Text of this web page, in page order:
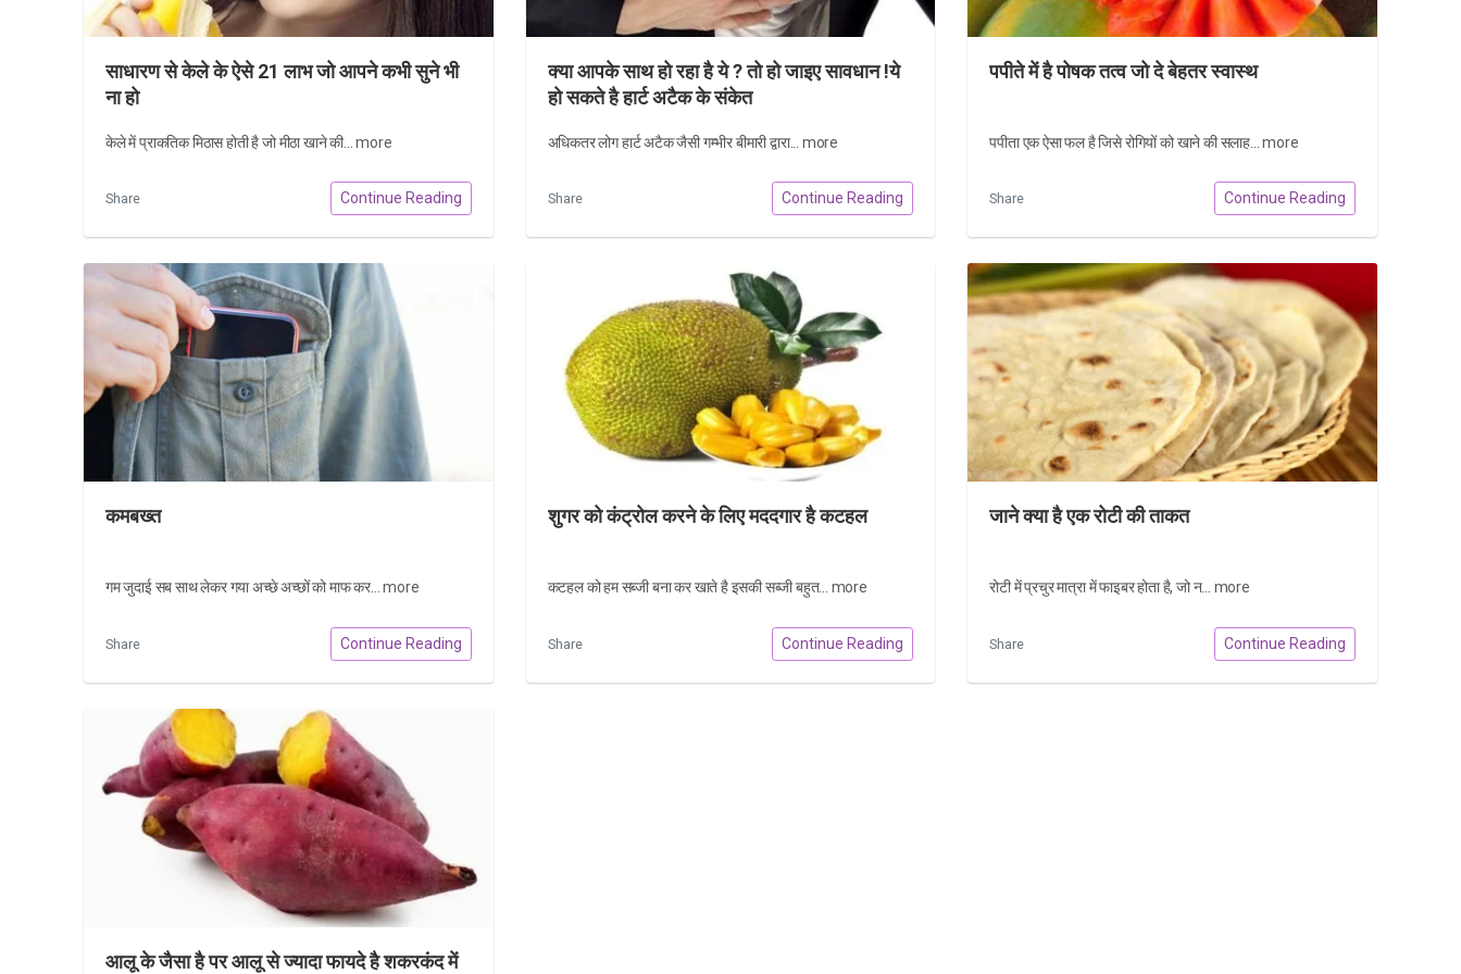
साधारण से केले के ऐसे 21 लाभ जो आपने कभी सुने भी
ना हो
केले में प्राकतिक मिठास होती है जो मीठा खाने की...more
Share Continue Reading
क्या आपके साथ हो रहा है ये ? तो हो जाइए सावधान !ये
हो सकते है हार्ट अटैक के संकेत
अधिकतर लोग हार्ट अटैक जैसी गम्भीर बीमारी द्वारा... more
Share Continue Reading
पपीते में है पोषक तत्व जो दे बेहतर स्वास्थ
पपीता एक ऐसा फल है जिसे रोगियों को खाने की सलाह...more
Share Continue Reading
कमबख्त
गम जुदाई सब साथ लेकर गया अच्छे अच्छों को माफ कर...more
Share Continue Reading
शुगर को कंट्रोल करने के लिए मददगार है कटहल
कटहल को हम सब्जी बना कर खाते है इसकी सब्जी बहुत... more
Share Continue Reading
जाने क्या है एक रोटी की ताकत
रोटी में प्रचुर मात्रा में फाइबर होता है, जो न... more
Share Continue Reading
आलू के जैसा है पर आलू से ज्यादा फायदे है शकरकंद में